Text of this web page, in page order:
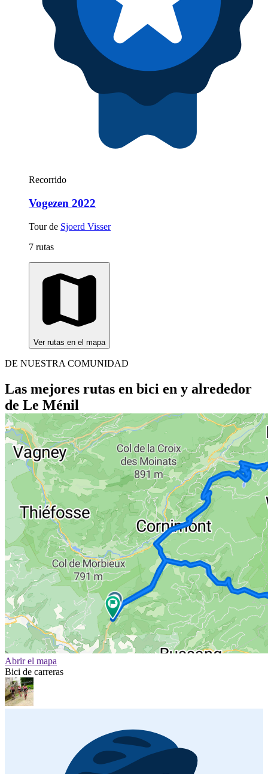
Recorrido
Vogezen 2022
Tour de Sjoerd Visser
7 rutas
Ver rutas en el mapa
DE NUESTRA COMUNIDAD
Las mejores rutas en bici en y alrededor
de Le Ménil
Abrir el mapa
Bici de carreras